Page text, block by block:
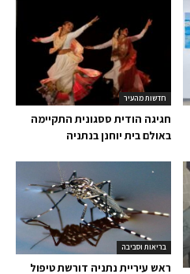
חדשות מהעיר
חגיגה הודית ססגונית התקיימה
באולם בית יוחנן בנתניה
בריאות וסביבה
ראש עיריית נתניה דורשת טיפול